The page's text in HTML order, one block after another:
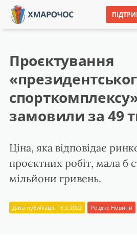
Проєктування
замовили за 49
Ціна, яка відповідає
проєктних робіт, мала б
мільйони гривень.
Дата публікації: 16.2.2022 Розділ: Новини